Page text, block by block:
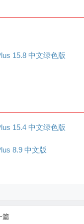
15.8 中文绿色版
15.4 中文绿色版
8.9 中文版
篇